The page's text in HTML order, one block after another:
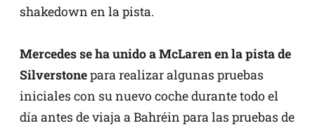
shakedown en la pista.
Mercedes se ha unido a McLaren en la pista de
Silverstonepara realizar algunas pruebas
iniciales con su nuevo coche durante todo el
día antes de viaja a Bahréin para las pruebas de